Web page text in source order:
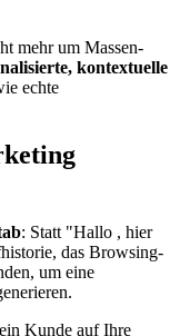
mehr um Massen-
kontextuelle
echte
: Statt "Hallo , hier
das Browsing-
um eine
Kunde auf Ihre